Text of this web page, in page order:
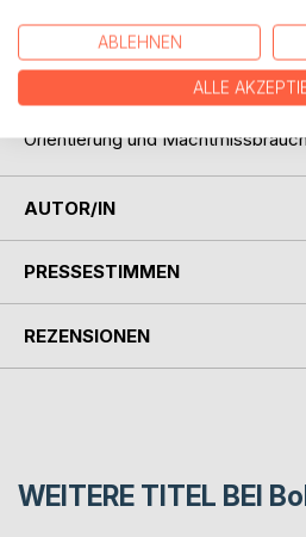
"Der Nebelfänger" ist ein
Glauben in Krisenzeiten, die
Orientierung und
AUTOR/IN
PRESSESTIMMEN
REZENSIONEN
WEITERE TITEL BEI
ABLEHNEN
ALLE